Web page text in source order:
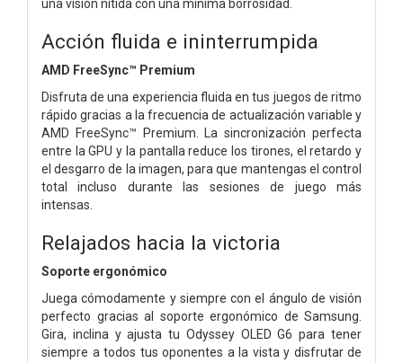
una visión nítida con una mínima borrosidad.
Acción fluida e ininterrumpida
AMD FreeSync™ Premium
Disfruta de una experiencia fluida en tus juegos de ritmo
rápido gracias a la frecuencia de actualización variable y
AMD FreeSync™ Premium. La sincronización perfecta
entre la GPU y la pantalla reduce los tirones, el retardo y
el desgarro de la imagen, para que mantengas el control
total incluso durante las sesiones de juego más
intensas.
Relajados hacia la victoria
Soporte ergonómico
Juega cómodamente y siempre con el ángulo de visión
perfecto gracias al soporte ergonómico de Samsung.
Gira, inclina y ajusta tu Odyssey OLED G6 para tener
siempre a todos tus oponentes a la vista y disfrutar de